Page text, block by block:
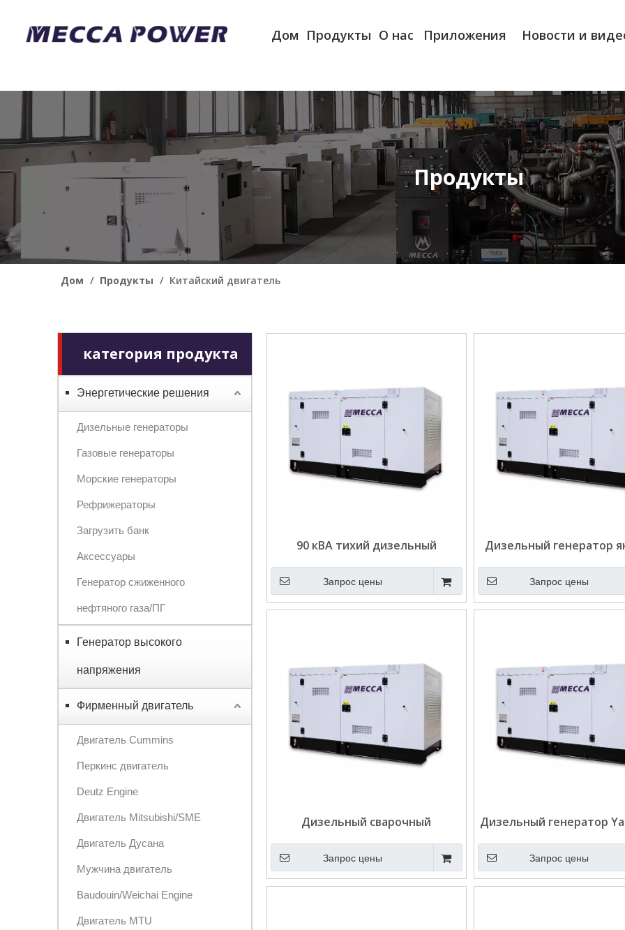
Дом Продукты О нас Приложения Новости и
Продукты
Дом / Продукты / Китайский двигатель
категория продукта
Энергетические решения
Дизельные генераторы
Газовые генераторы
Морские генераторы
Рефрижераторы
Загрузить банк
Аксессуары
Генератор сжиженного
нефтяного газа/ПГ
Генератор высокого
напряжения
Фирменный двигатель
Двигатель Cummins
Перкинс двигатель
Deutz Engine
Двигатель Mitsubishi/SME
Двигатель Дусана
Мужчина двигатель
Baudouin/Weichai Engine
Двигатель MTU
90 кВА тихий дизельный
генератор Яндун. Низкий расход
топлива
Запрос цены
Дизельный генератор
длиной 50 кв.
Запрос цены
Дизельный сварочный
генератор Yangdong мощностью
30 кВА для телекоммуникаций
Запрос цены
Дизельный генератор
с автоматической
топлива дляЗапрос цены